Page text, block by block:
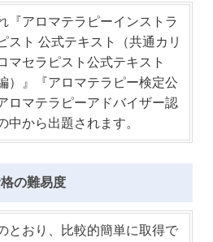
『アロマテラピーインストラ
スト 公式テキスト（共通カリ
マセラピスト公式テキスト
）』『アロマテラピー検定公
ロマテラピーアドバイザー認
中から出題されます。
の難易度
とおり、比較的簡単に取得で